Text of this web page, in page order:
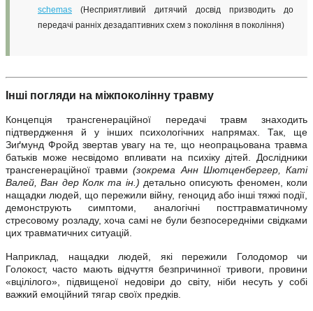
schemas (Несприятливий дитячий досвід призводить до
передачі ранніх дезадаптивних схем з покоління в покоління)
Інші погляди на міжпоколінну травму
Концепція трансгенераційної передачі травм знаходить
підтвердження й у інших психологічних напрямах. Так, ще
Зиґмунд Фройд звертав увагу на те, що неопрацьована травма
батьків може несвідомо впливати на психіку дітей. Дослідники
трансгенераційної травми(зокрема Анн Шютценбергер, Каті
Валей, Ван дер Колк та ін.) детально описують феномен, коли
нащадки людей, що пережили війну, геноцид або інші тяжкі події,
демонструють симптоми, аналогічні посттравматичному
стресовому розладу, хоча самі не були безпосередніми свідками
цих травматичних ситуацій.
Наприклад, нащадки людей, які пережили Голодомор чи
Голокост, часто мають відчуття безпричинної тривоги, провини
«вцілілого», підвищеної недовіри до світу, ніби несуть у собі
важкий емоційний тягар своїх предків.